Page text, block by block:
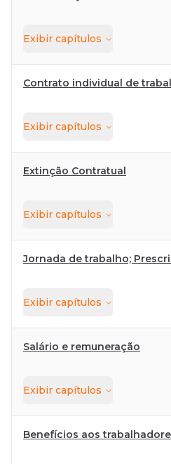
Exibir capítulos
Contrato individual de
Exibir capítulos
Extinção Contratual
Exibir capítulos
Jornada de trabalho;
Exibir capítulos
Salário e remuneração
Exibir capítulos
Benefícios aos